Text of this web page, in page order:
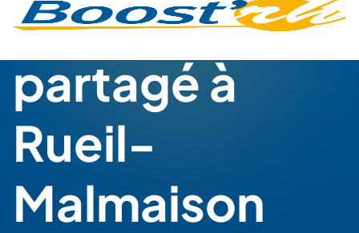
DRH à temps
partagé à
Rueil-
Malmaison